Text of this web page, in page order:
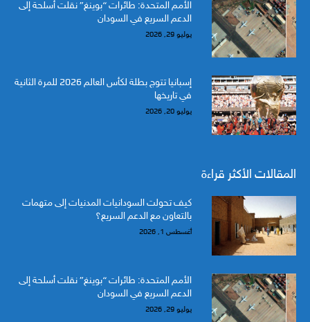
الأمم المتحدة: طائرات “بوينغ” نقلت أسلحة إلى
الدعم السريع في السودان
يوليو 29, 2026
إسبانيا تتوج بطلة لكأس العالم 2026 للمرة الثانية
في تاريخها
يوليو 20, 2026
المقالات الأكثر قراءة
كيف تحولت السودانيات المدنيات إلى متهمات
بالتعاون مع الدعم السريع؟
أغسطس 1, 2026
الأمم المتحدة: طائرات “بوينغ” نقلت أسلحة إلى
الدعم السريع في السودان
يوليو 29, 2026